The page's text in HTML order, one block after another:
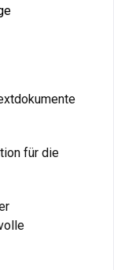
für die